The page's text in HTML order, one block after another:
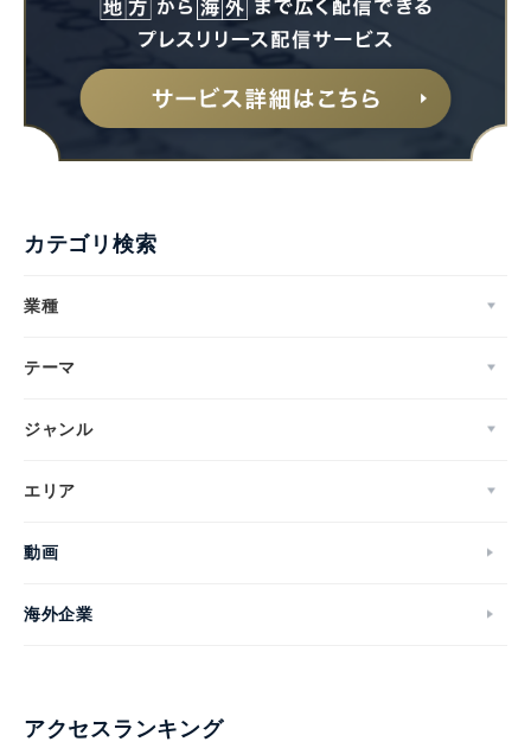
カテゴリ検索
業種
テーマ
ジャンル
エリア
動画
海外企業
アクセスランキング